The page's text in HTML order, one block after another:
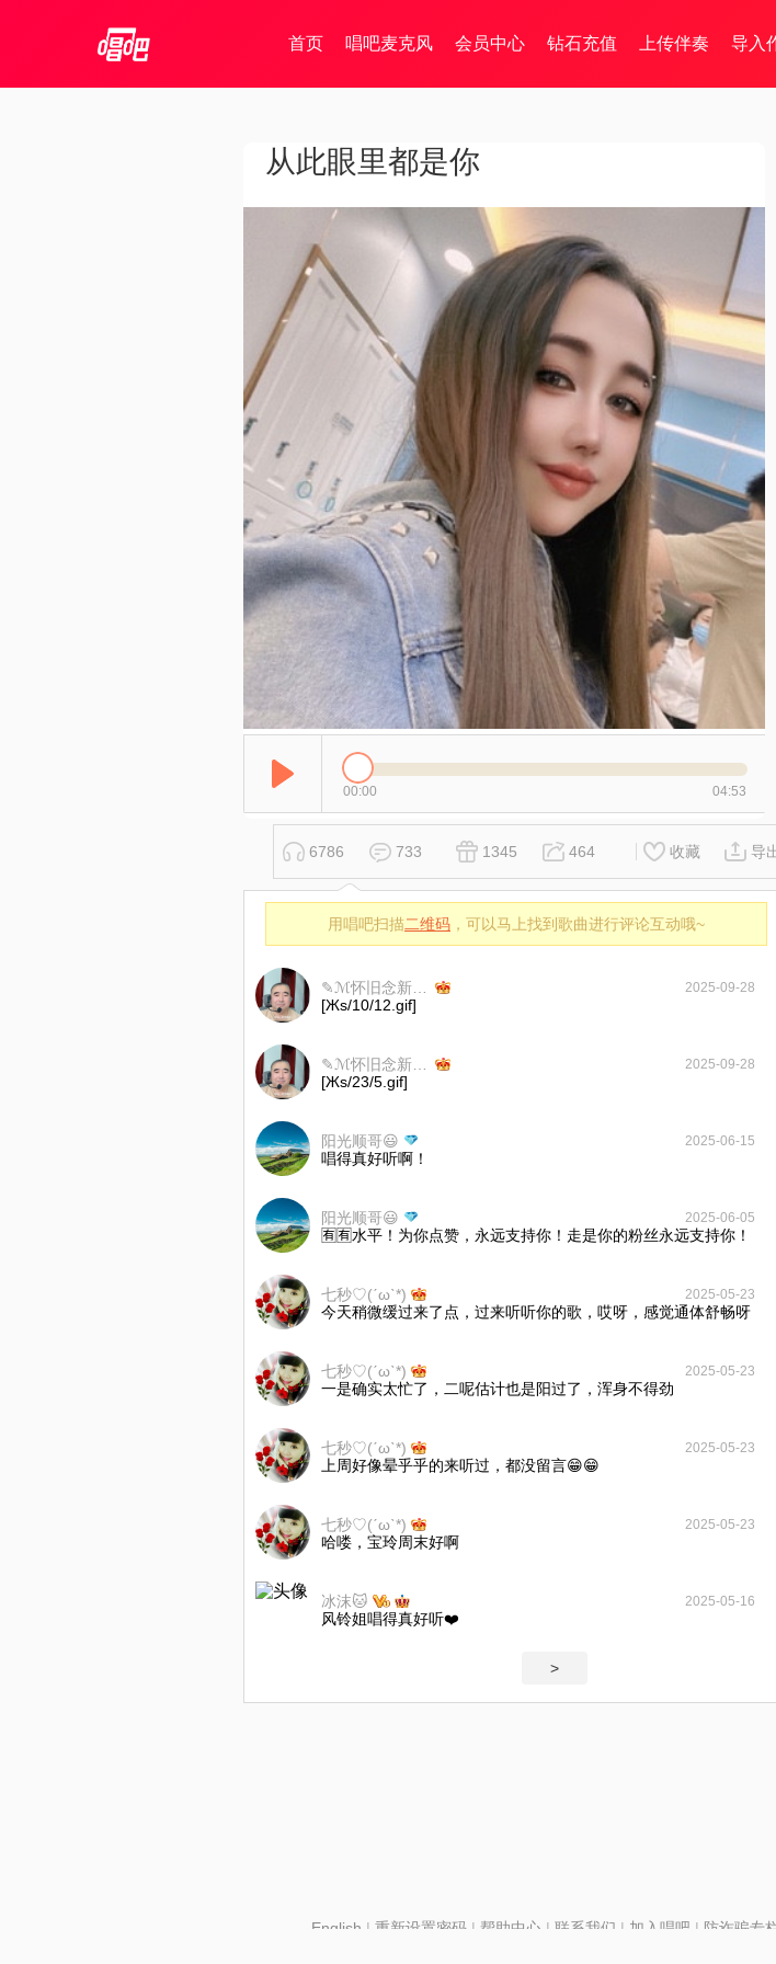
首页 唱吧麦克风 会员中心 钻石充值 上传伴奏 导入
从此眼里都是你
00:00 04:53
6786 733 1345 464 收藏 导
用唱吧扫描二维码 ，可以马上找到歌曲进行评论互动哦~
2025-09-28
[Жs/10/12.gif]
2025-09-28
[Жs/23/5.gif]
阳光顺哥😃 2025-06-15
唱得真好听啊！
阳光顺哥😃 2025-06-05
🈶🈶水平！为你点赞，永远支持你！走是你的粉丝永远支持你！
七秒♡(ˊωˋ*) 2025-05-23
今天稍微缓过来了点，过来听听你的歌，哎呀，感觉通体舒畅呀
七秒♡(ˊωˋ*) 2025-05-23
一是确实太忙了，二呢估计也是阳过了，浑身不得劲
七秒♡(ˊωˋ*) 2025-05-23
上周好像晕乎乎的来听过，都没留言😁😁
七秒♡(ˊωˋ*) 2025-05-23
哈喽，宝玲周末好啊
冰沫🐱 2025-05-16
风铃姐唱得真好听❤️
>
English | 重新设置密码| 帮助中心 | 联系我们 | 加入唱吧 | 防诈骗专